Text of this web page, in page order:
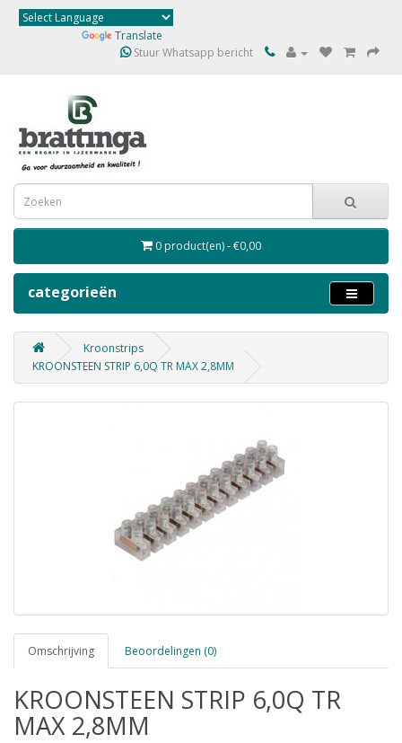
Translate
Stuur Whatsapp bericht
0 product(en) - €0,00
categorieën
Kroonstrips
KROONSTEEN STRIP 6,0Q TR MAX 2,8MM
Omschrijving Beoordelingen (0)
KROONSTEEN STRIP 6,0Q TR
MAX 2,8MM